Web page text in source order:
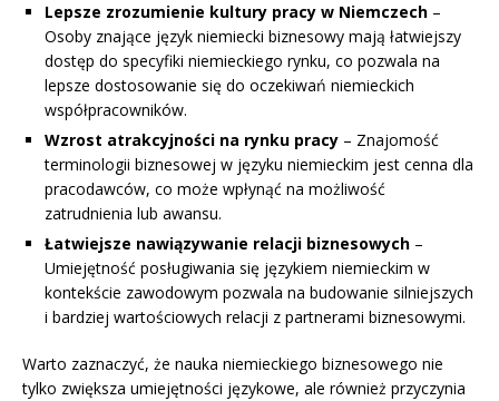
Lepsze zrozumienie kultury pracy w Niemczech –
Osoby znające język niemiecki biznesowy mają łatwiejszy
dostęp do specyfiki niemieckiego rynku, co pozwala na
lepsze dostosowanie się do oczekiwań niemieckich
współpracowników.
Wzrost atrakcyjności na rynku pracy – Znajomość
terminologii biznesowej w języku niemieckim jest cenna dla
pracodawców, co może wpłynąć na możliwość
zatrudnienia lub awansu.
Łatwiejsze nawiązywanie relacji biznesowych –
Umiejętność posługiwania się językiem niemieckim w
kontekście zawodowym pozwala na budowanie silniejszych
i bardziej wartościowych relacji z partnerami biznesowymi.
Warto zaznaczyć, że nauka niemieckiego biznesowego nie
tylko zwiększa umiejętności językowe, ale również przyczynia